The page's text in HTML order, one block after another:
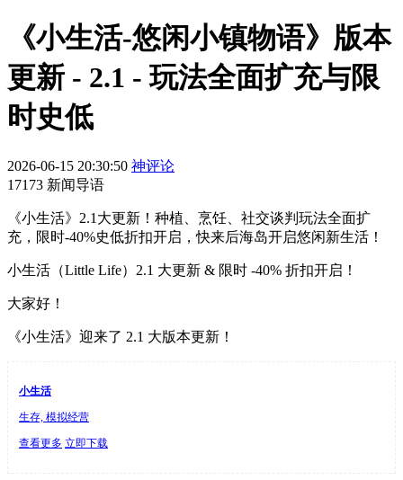
《小生活-悠闲小镇物语》版本
更新 - 2.1 - 玩法全面扩充与限
时史低
2026-06-15 20:30:50 神评论
17173 新闻导语
《小生活》2.1大更新！种植、烹饪、社交谈判玩法全面扩
充，限时-40%史低折扣开启，快来后海岛开启悠闲新生活！
小生活（Little Life）2.1 大更新 & 限时 -40% 折扣开启！
大家好！
《小生活》迎来了 2.1 大版本更新！
小生活
生存, 模拟经营
查看更多 立即下载